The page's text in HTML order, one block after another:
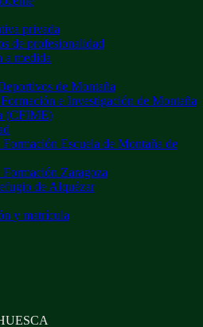
privada
de profesionalidad
a medida
de Montaña
e Investigación de Montaña
(CFIME)
Escuela de Montaña de
Zaragoza
de Alquézar
y matrícula